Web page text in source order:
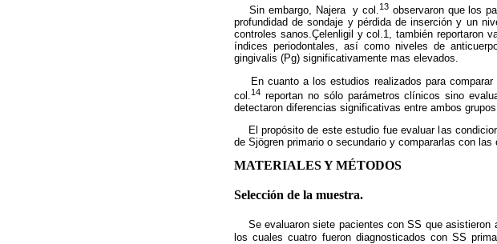
Sin embargo, Najera y col.13 observaron que los
profundidad de sondaje y pérdida de inserción y un
controles sanos.Çelenligil y col.1, también reportaron
índices periodontales, así como niveles de
gingivalis (Pg) significativamente mas elevados.
En cuanto a los estudios realizados para comparar
col.
14 reportan no sólo parámetros clínicos sino
detectaron diferencias significativas entre ambos
El propósito de este estudio fue evaluar las
de Sjögren primario o secundario y compararlas con
MATERIALES Y MÉTODOS
Selección de la muestra.
Se evaluaron siete pacientes con SS que asistieron
los cuales cuatro fueron diagnosticados con SS